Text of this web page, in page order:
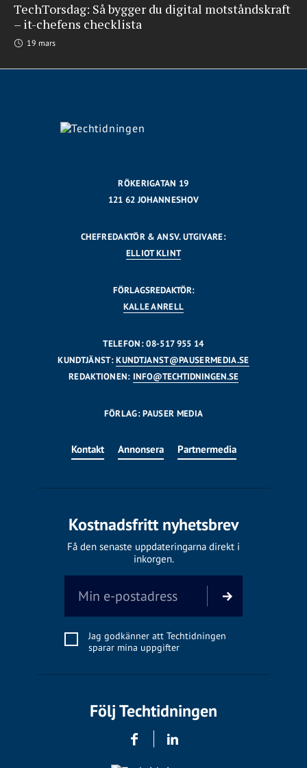
TechTorsdag: Så bygger du digital motståndskraft
– it-chefens checklista
19 mars
RÖKERIGATAN 19
121 62 JOHANNESHOV
CHEFREDAKTÖR & ANSV. UTGIVARE:
ELLIOT KLINT
FÖRLAGSREDAKTÖR:
KALLE ANRELL
TELEFON: 08-517 955 14
KUNDTJÄNST:KUNDTJANST@PAUSERMEDIA.SE
REDAKTIONEN: INFO@TECHTIDNINGEN.SE
FÖRLAG: PAUSER MEDIA
Kontakt Annonsera Partnermedia
Kostnadsfritt nyhetsbrev
Få den senaste uppdateringarna direkt i
inkorgen.
Jag godkänner att Techtidningen
sparar mina uppgifter
Följ Techtidningen